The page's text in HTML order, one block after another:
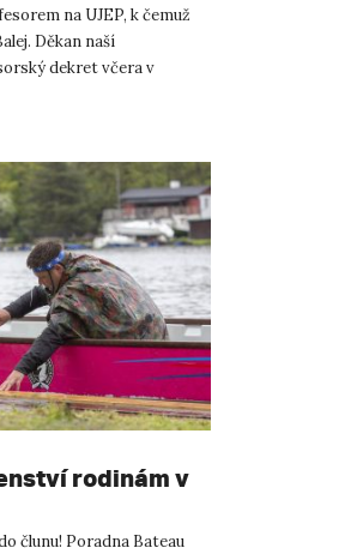
na UJEP, k čemuž
Děkan naší
dekret včera v
rodinám v
člunu! Poradna Bateau